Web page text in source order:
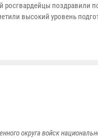
росгвардейцы поздравили
высокий уровень
округа войск